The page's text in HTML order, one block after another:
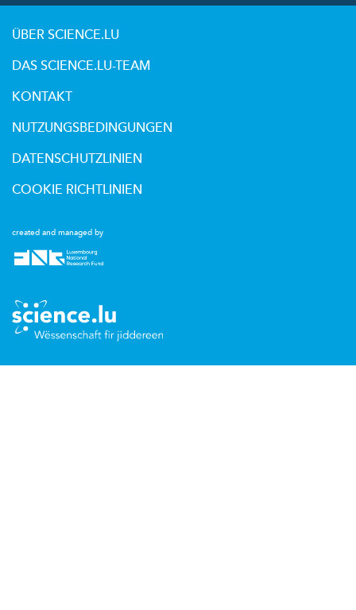
created and managed by
ÜBER SCIENCE.LU
DAS SCIENCE.LU-TEAM
KONTAKT
NUTZUNGSBEDINGUNGEN
DATENSCHUTZLINIEN
COOKIE RICHTLINIEN